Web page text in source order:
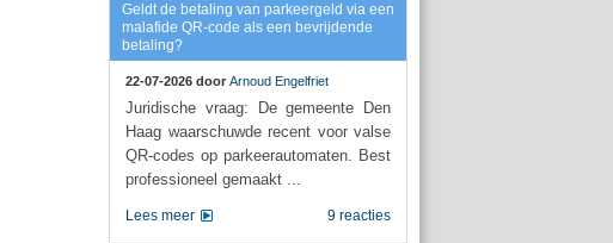
Geldt de betaling van parkeergeld via een
malafide QR-code als een bevrijdende
betaling?
22-07-2026 door Arnoud Engelfriet
Juridische vraag: De gemeente Den
Haag waarschuwde recent voor valse
QR-codes op parkeerautomaten. Best
professioneel gemaakt ...
9 reacties
Lees meer